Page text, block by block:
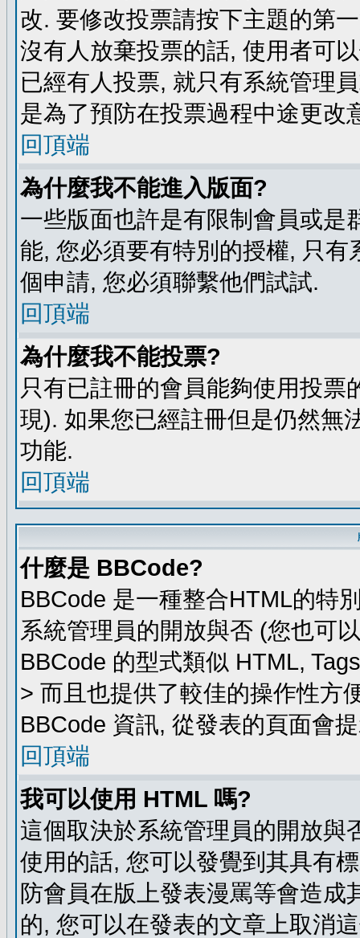
改. 要修改投票請按下主題的第
沒有人放棄投票的話, 使用者可
已經有人投票, 就只有系統管理
是為了預防在投票過程中途更改
回頂端
為什麼我不能進入版面?
一些版面也許是有限制會員或是
能, 您必須要有特別的授權, 只
個申請, 您必須聯繫他們試試.
回頂端
為什麼我不能投票?
只有已註冊的會員能夠使用投
現). 如果您已經註冊但是仍然無
功能.
回頂端
什麼是 BBCode?
BBCode 是一種整合HTML的特
系統管理員的開放與否 (您也可
BBCode 的型式類似 HTML,
> 而且也提供了較佳的操作性方
BBCode 資訊, 從發表的頁面會
回頂端
我可以使用 HTML 嗎?
這個取決於系統管理員的開放與
使用的話, 您可以發覺到其具有
防會員在版上發表漫罵等會造
的, 您可以在發表的文章上取消